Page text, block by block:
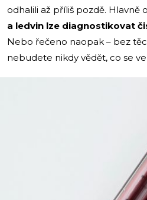
odhalili až příliš pozdě. Hlavně
a ledvin lze diagnostikovat
Nebo řečeno naopak – bez
nebudete nikdy vědět, co se